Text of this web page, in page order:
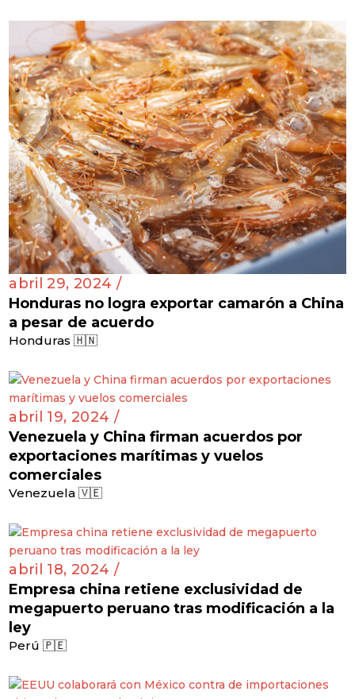
abril 29, 2024 /
Honduras no logra exportar camarón a China
a pesar de acuerdo
Honduras 🇭🇳
abril 19, 2024 /
Venezuela y China firman acuerdos por
exportaciones marítimas y vuelos
comerciales
Venezuela 🇻🇪
abril 18, 2024 /
Empresa china retiene exclusividad de
megapuerto peruano tras modificación a la
ley
Perú 🇵🇪